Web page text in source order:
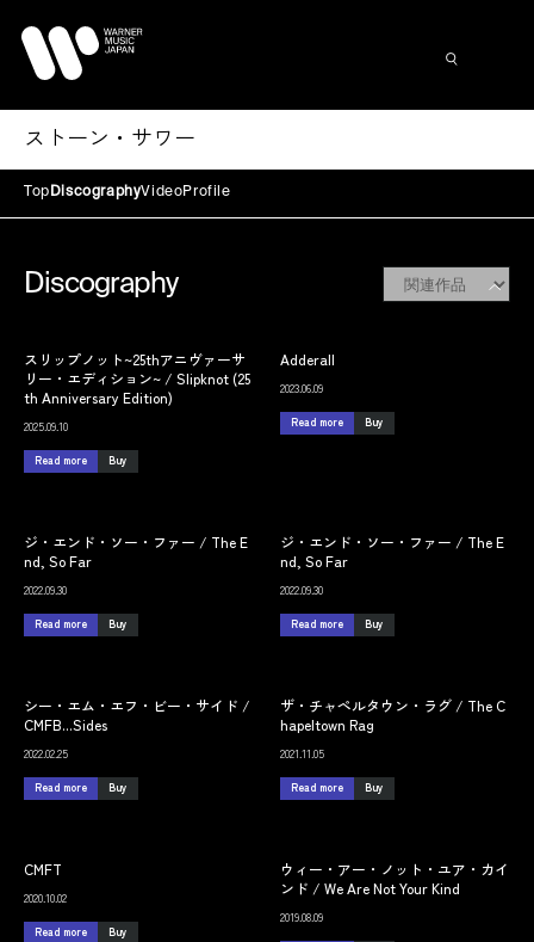
ストーン・サワー
Top DiscographyVideoProfile
Discography
スリップノット~25thアニヴァーサ
リー・エディション~ / Slipknot (25
th Anniversary Edition)
2025.09.10
Read more Buy
Adderall
2023.06.09
Read more Buy
ジ・エンド・ソー・ファー / The E
nd, So Far
2022.09.30
Read more Buy
ジ・エンド・ソー・ファー / The E
nd, So Far
2022.09.30
Read more Buy
シー・エム・エフ・ビー・サイド /
CMFB...Sides
2022.02.25
Read more Buy
ザ・チャペルタウン・ラグ / The C
hapeltown Rag
2021.11.05
Read more Buy
CMFT
2020.10.02
Read more Buy
ウィー・アー・ノット・ユア・カイ
ンド / We Are Not Your Kind
2019.08.09